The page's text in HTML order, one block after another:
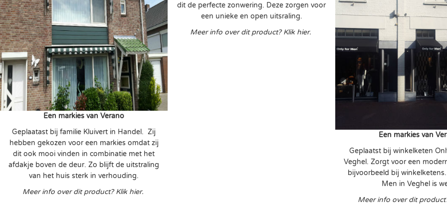
Een markies van Verano
Geplaatast bij familie Kluivert in Handel. Zij
hebben gekozen voor een markies omdat zij
dit ook mooi vinden in combinatie met het
afdakje boven de deur. Zo blijft de uitstraling
van het huis sterk in verhouding.
Meer info over dit product? Klik hier.
dit de perfecte zonwering. Deze zorgen voor
een unieke en open uitsraling.
Meer info over dit product? Klik hier.
Een markies van
Geplaatst bij winkelketen
Veghel. Zorgt voor een
bijvoorbeeld bij
Men in Veghel is
Meer info over dit